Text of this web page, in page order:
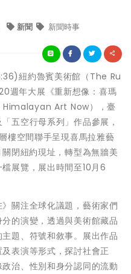
新聞 新聞時事
紐約魯賓美術館（The Ru
年大展《重新想像：喜瑪
Himalayan Art Now），臺
五空行母系列」作品參展，
樓空間聯手呈現喜馬拉雅藝
閉紐約現址，轉型為無牆美
展覽，展出時間至10月6
關注全球化議題，藝術家們
的演變，透過與美術館藏品
題、符號和敘事。展出作品
表演等形式，探討社會正
治、性別和身分認同的流動